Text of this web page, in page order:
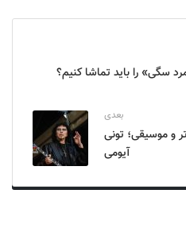
سگی» را باید تماشا کنیم؟
بعدی
، تئاتر و موسیقی؛ تونی
آیومی